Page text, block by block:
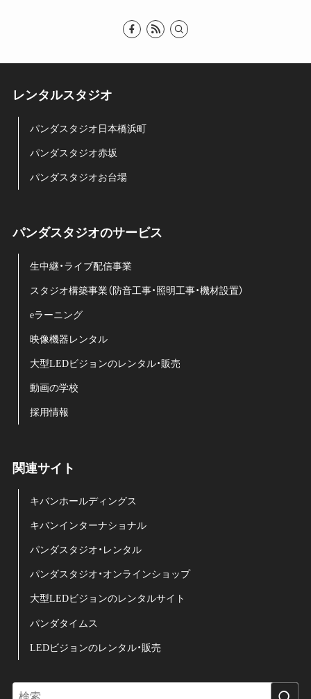
レンタルスタジオ
パンダスタジオ日本橋浜町
パンダスタジオ赤坂
パンダスタジオお台場
パンダスタジオのサービス
生中継・ライブ配信事業
スタジオ構築事業（防音工事・照明工事・機材設置）
eラーニング
映像機器レンタル
大型LEDビジョンのレンタル・販売
動画の学校
採用情報
関連サイト
キバンホールディングス
キバンインターナショナル
パンダスタジオ・レンタル
パンダスタジオ・オンラインショップ
大型LEDビジョンのレンタルサイト
パンダタイムス
LEDビジョンのレンタル・販売